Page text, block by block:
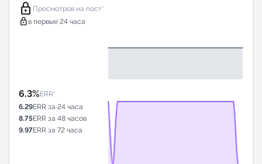
lock Просмотров на пост*
lock в первые 24 часа
6.3%ERR*
6.29ERR за 24 часа
8.75ERR за 48 часов
9.97ERR за 72 часа